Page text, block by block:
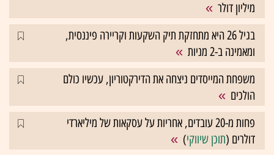
מיליון דולר
בגיל 26 היא מתחזקת תיק השקעות וקריירה פיננסית,
ומאמינה ב-2 מניות
משפחת המייסדים ניצחה את הדירקטוריון, עכשיו כולם
הולכים
פחות מ-20 עובדים, אחריות על עסקאות של מיליארדי
דולרים (תוכן שיווקי)